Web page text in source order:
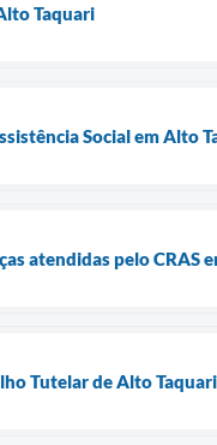
Taquari
Social em Alto
atendidas pelo CRAS
Tutelar de Alto Taquari